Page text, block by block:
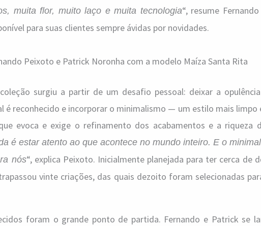
muita flor, muito laço e muita tecnologia“, resume
para suas clientes sempre ávidas por novidades.
Peixoto e Patrick Noronha com a modelo Maíza Santa Rita
surgiu a partir de um desafio pessoal: deixar a
é reconhecido e incorporar o minimalismo — um estilo mais limpo
evoca e exige o refinamento dos acabamentos e a riqueza
é estar atento ao que acontece no mundo inteiro. E o
nós“, explica Peixoto. Inicialmente planejada para ter cerca de
vinte criações, das quais dezoito foram selecionadas
foram o grande ponto de partida. Fernando e Patrick se